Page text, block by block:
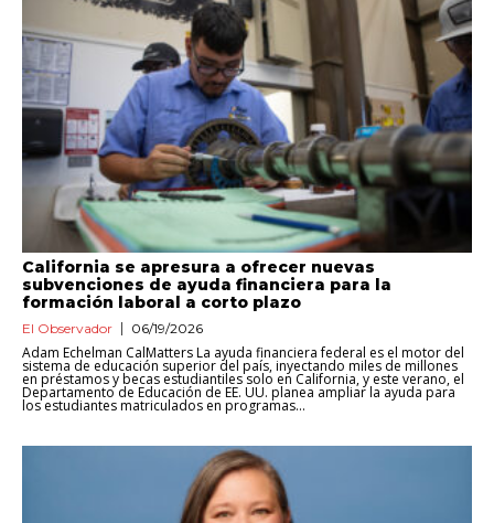
California se apresura a ofrecer nuevas
subvenciones de ayuda financiera para la
formación laboral a corto plazo
El Observador 06/19/2026
Adam Echelman CalMatters La ayuda financiera federal es el motor del
sistema de educación superior del país, inyectando miles de millones
en préstamos y becas estudiantiles solo en California, y este verano, el
Departamento de Educación de EE. UU. planea ampliar la ayuda para
los estudiantes matriculados en programas...